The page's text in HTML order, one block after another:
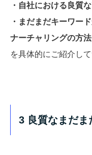
・自社における良質
・まだまだキーワー
ナーチャリングの方法
を具体的にご紹介して
3 良質なまだま